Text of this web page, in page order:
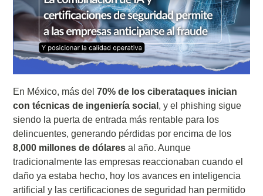
En México, más del70% de los ciberataques inician
con técnicas de ingeniería social , y el phishing sigue
siendo la puerta de entrada más rentable para los
delincuentes, generando pérdidas por encima de los
8,000 millones de dólares al año. Aunque
tradicionalmente las empresas reaccionaban cuando el
daño ya estaba hecho, hoy los avances en inteligencia
artificial y las certificaciones de seguridad han permitido